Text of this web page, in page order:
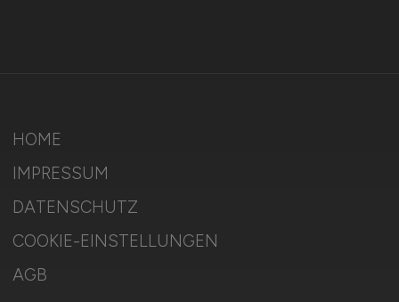
HOME
IMPRESSUM
DATENSCHUTZ
COOKIE-EINSTELLUNGEN
AGB